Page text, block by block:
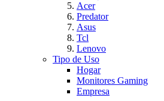
Acer
Predator
Asus
Tcl
Lenovo
Tipo de Uso
Hogar
Monitores Gaming
Empresa